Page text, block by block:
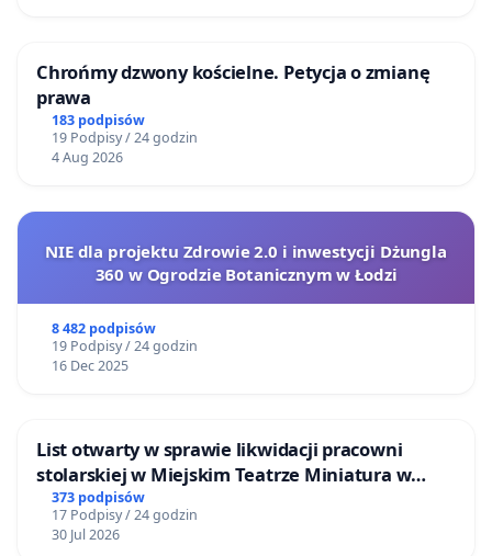
Chrońmy dzwony kościelne. Petycja o zmianę
prawa
183 podpisów
19 Podpisy / 24 godzin
4 Aug 2026
NIE dla projektu Zdrowie 2.0 i inwestycji Dżungla
360 w Ogrodzie Botanicznym w Łodzi
8 482 podpisów
19 Podpisy / 24 godzin
16 Dec 2025
List otwarty w sprawie likwidacji pracowni
stolarskiej w Miejskim Teatrze Miniatura w
Gdańsku
373 podpisów
17 Podpisy / 24 godzin
30 Jul 2026